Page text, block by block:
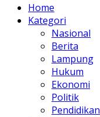
Home
Kategori
Nasional
Berita
Lampung
Hukum
Ekonomi
Politik
Pendidikan